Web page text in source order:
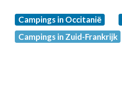
Campings in Occitanië
Campings in Zuid-Frankrijk